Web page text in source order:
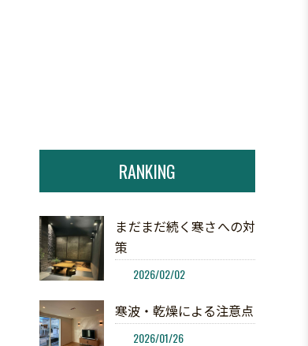
RANKING
まだまだ続く寒さへの対
策
2026/02/02
寒波・乾燥による注意点
2026/01/26